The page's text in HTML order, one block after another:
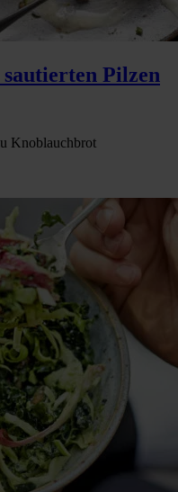
Pilzen
Knoblauchbrot